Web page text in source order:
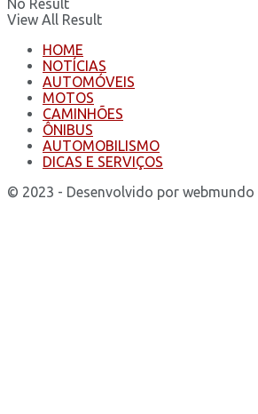
No Result
View All Result
HOME
NOTÍCIAS
AUTOMÓVEIS
MOTOS
CAMINHÕES
ÔNIBUS
AUTOMOBILISMO
DICAS E SERVIÇOS
© 2023 - Desenvolvido por